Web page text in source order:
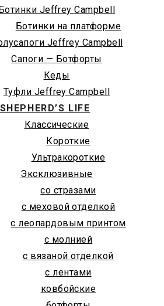
Ботинки Jeffrey Campbell
Ботинки на платформе
Jeffrey Campbell
Сапоги — Ботфорты
Кеды
Туфли Jeffrey Campbell
SHEPHERD’S LIFE
Классические
Короткие
Ультракороткие
Эксклюзивные
со стразами
с меховой отделкой
с леопардовым принтом
с молнией
с вязаной отделкой
с лентами
ковбойские